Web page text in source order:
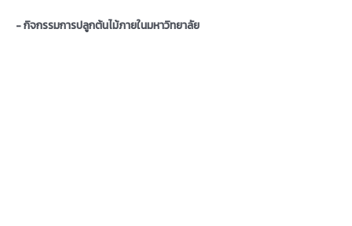
- กิจกรรมการปลูกต้นไม้ภายในมหาวิทยาลัย